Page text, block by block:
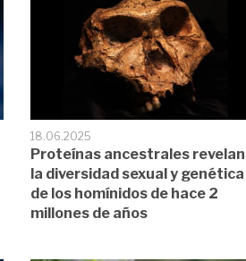
18.06.2025
Proteínas ancestrales revelan
la diversidad sexual y genética
de los homínidos de hace 2
millones de años